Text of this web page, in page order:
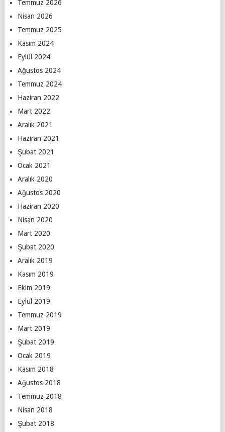
Temmuz 2026
Nisan 2026
Temmuz 2025
Kasım 2024
Eylül 2024
Ağustos 2024
Temmuz 2024
Haziran 2022
Mart 2022
Aralık 2021
Haziran 2021
Şubat 2021
Ocak 2021
Aralık 2020
Ağustos 2020
Haziran 2020
Nisan 2020
Mart 2020
Şubat 2020
Aralık 2019
Kasım 2019
Ekim 2019
Eylül 2019
Temmuz 2019
Mart 2019
Şubat 2019
Ocak 2019
Kasım 2018
Ağustos 2018
Temmuz 2018
Nisan 2018
Şubat 2018